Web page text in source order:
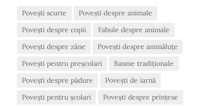
Povești scurte
Povești despre animale
Povești despre copii
Fabule despre animale
Povești despre zâne
Povești despre animăluțe
Povești pentru preșcolari
Basme tradiționale
Povești despre pădure
Povești de iarnă
Povești pentru școlari
Povești despre prințese